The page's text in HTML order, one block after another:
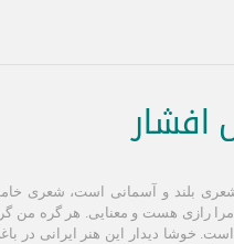
بلند و آسمانی است، شعری
رازی هست و معنایی. هر گره من
است. خوشا دیدار این هنر ایرانی در